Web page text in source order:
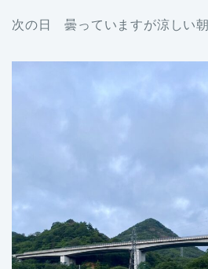
次の日 曇っていますが涼しい朝